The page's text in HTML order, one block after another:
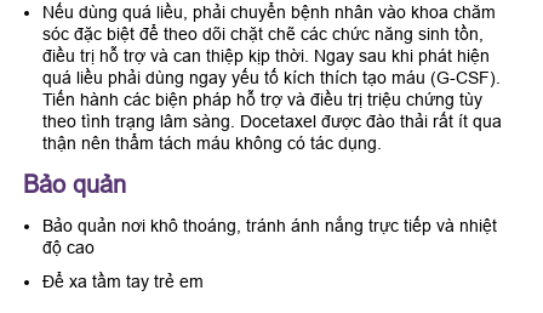
Nếu dùng quá liều, phải chuyển bệnh nhân vào khoa chăm
sóc đặc biệt để theo dõi chặt chẽ các chức năng sinh tồn,
điều trị hỗ trợ và can thiệp kịp thời. Ngay sau khi phát hiện
quá liều phải dùng ngay yếu tố kích thích tạo máu (G-CSF).
Tiến hành các biện pháp hỗ trợ và điều trị triệu chứng tùy
theo tình trạng lâm sàng. Docetaxel được đào thải rất ít qua
thận nên thẩm tách máu không có tác dụng.
Bảo quản
Bảo quản nơi khô thoáng, tránh ánh nắng trực tiếp và nhiệt
độ cao
Để xa tầm tay trẻ em